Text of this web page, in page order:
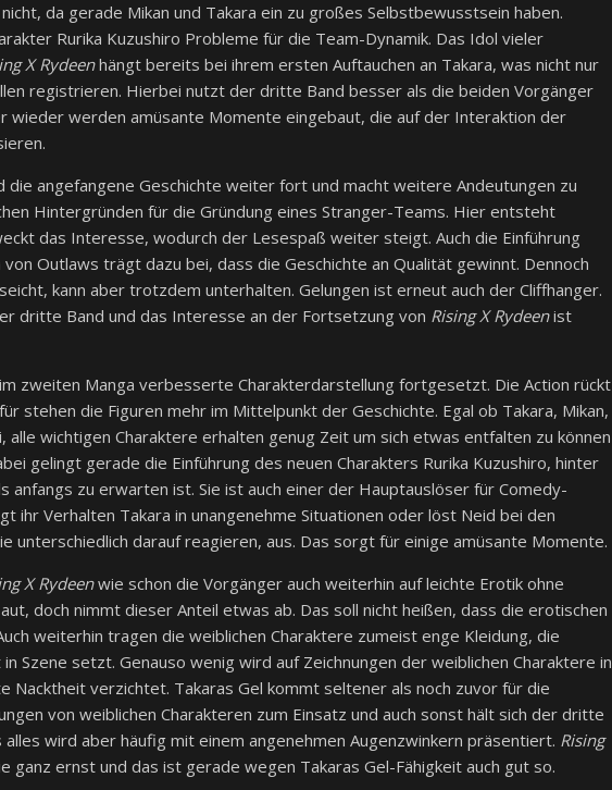
da gerade Mikan und Takara ein zu großes Selbstbewusstsein haben.
Rurika Kuzushiro Probleme für die Team-Dynamik. Das Idol vieler
X Rydeenhängt bereits bei ihrem ersten Auftauchen an Takara, was nicht nur
registrieren. Hierbei nutzt der dritte Band besser als die beiden Vorgänger
wieder werden amüsante Momente eingebaut, die auf der Interaktion der
angefangene Geschichte weiter fort und macht weitere Andeutungen zu
Hintergründen für die Gründung eines Stranger-Teams. Hier entsteht
das Interesse, wodurch der Lesespaß weiter steigt. Auch die Einführung
Outlaws trägt dazu bei, dass die Geschichte an Qualität gewinnt. Dennoch
kann aber trotzdem unterhalten. Gelungen ist erneut auch der Cliffhanger.
dritte Band und das Interesse an der Fortsetzung von Rising X Rydeenist
zweiten Manga verbesserte Charakterdarstellung fortgesetzt. Die Action rückt
stehen die Figuren mehr im Mittelpunkt der Geschichte. Egal ob Takara, Mikan,
alle wichtigen Charaktere erhalten genug Zeit um sich etwas entfalten zu können
gelingt gerade die Einführung des neuen Charakters Rurika Kuzushiro, hinter
anfangs zu erwarten ist. Sie ist auch einer der Hauptauslöser für Comedy-
ihr Verhalten Takara in unangenehme Situationen oder löst Neid bei den
unterschiedlich darauf reagieren, aus. Das sorgt für einige amüsante Momente.
X Rydeenwie schon die Vorgänger auch weiterhin auf leichte Erotik ohne
doch nimmt dieser Anteil etwas ab. Das soll nicht heißen, dass die erotischen
weiterhin tragen die weiblichen Charaktere zumeist enge Kleidung, die
Szene setzt. Genauso wenig wird auf Zeichnungen der weiblichen Charaktere in
Nacktheit verzichtet. Takaras Gel kommt seltener als noch zuvor für die
von weiblichen Charakteren zum Einsatz und auch sonst hält sich der dritte
alles wird aber häufig mit einem angenehmen Augenzwinkern präsentiert. Rising
ganz ernst und das ist gerade wegen Takaras Gel-Fähigkeit auch gut so.